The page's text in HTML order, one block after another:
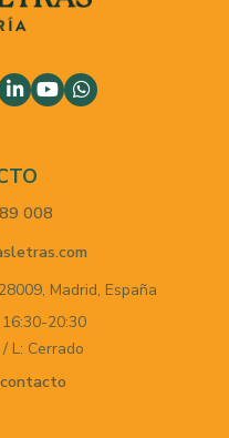
008
28009, Madrid, España
20:30
L: Cerrado